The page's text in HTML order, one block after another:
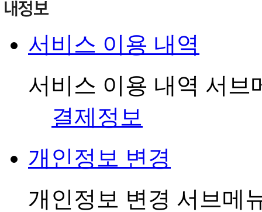
서비스 이용 내역
서비스 이용 내역 서브
결제정보
개인정보 변경
개인정보 변경 서브메